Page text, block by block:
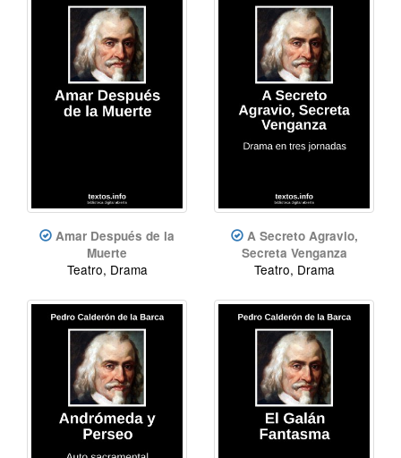
Amar Después de la
Muerte
Teatro, Drama
A Secreto Agravio,
Secreta Venganza
Teatro, Drama